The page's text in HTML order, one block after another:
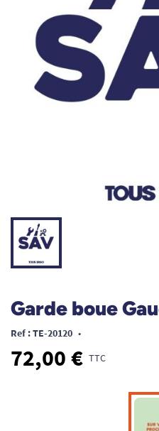
Garde boue
Ref : TE-20120 •
72,00 € TTC